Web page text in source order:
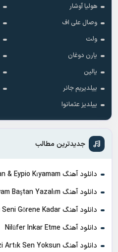
هولیا آوشار
وصال علی اف
ولت
یارن دوغان
یالین
ییلدیریم جانر
ییلدیز عثمانوا
جدیدترین مطالب
دانلود آهنگ Sibel Can & Eypio Kıyamam
دانلود آهنگ Siyam Baştan Yazalım
دانلود آهنگ Ankara Echoes Ta Ki Seni Görene Kadar
دانلود آهنگ Nilüfer Inkar Etme
دانلود آهنگ Poizi Artık Sen Yoksun